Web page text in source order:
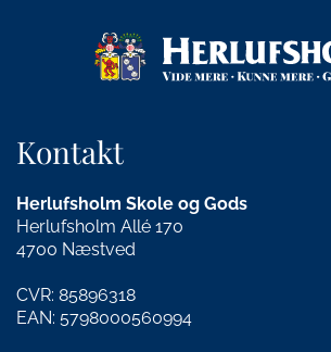
Kontakt
Herlufsholm Skole og Gods
Herlufsholm Allé 170
4700 Næstved
CVR: 85896318
EAN: 5798000560994